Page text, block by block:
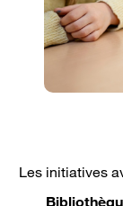
Les initiatives